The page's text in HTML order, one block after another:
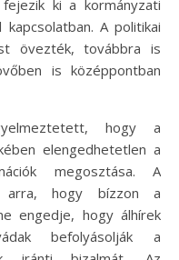
ki a kormányzati
A politikai
övezték, továbbra is
is középpontban
hogy a
elengedhetetlen a
megosztása. A
arra, hogy bízzon a
engedje, hogy álhírek
befolyásolják a